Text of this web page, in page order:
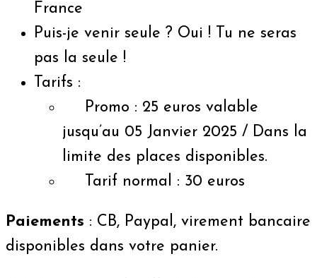
France
Puis-je venir seule ? Oui ! Tu ne seras
pas la seule !
Tarifs :
Promo : 25 euros valable
jusqu’au 05 Janvier 2025 / Dans la
limite des places disponibles.
Tarif normal : 30 euros
Paiements : CB, Paypal, virement bancaire
disponibles dans votre panier.